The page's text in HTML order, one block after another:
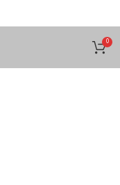
0